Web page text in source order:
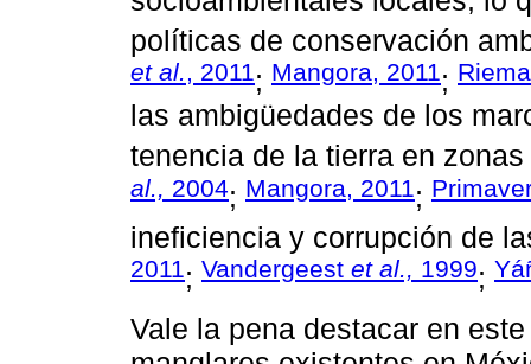
políticas de conservación
et al., 2011; Mangora, 2011;
las ambigüedades de los
tenencia de la tierra en
al., 2004; Mangora, 2011;
ineficiencia y corrupción de
2011; Vandergeest et al., 1999;
Vale la pena destacar en